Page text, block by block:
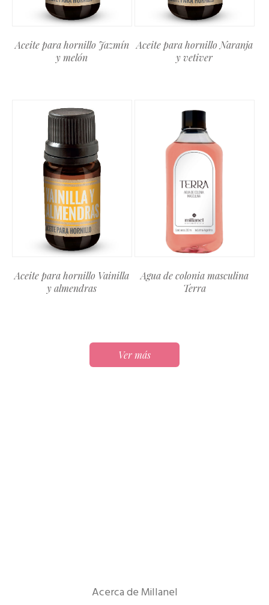
Aceite para hornillo Jazmín
y melón
Aceite para hornillo Vainilla
y almendras
Aceite para hornillo Naranja
y vetiver
Agua de colonia masculina
Terra
Ver más
Acerca de Millanel